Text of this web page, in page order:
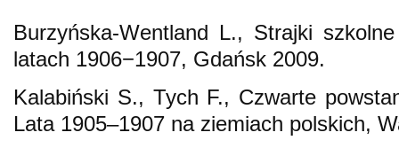
Burzyńska-Wentland L., Strajki
latach 1906−1907, Gdańsk 2009.
Kalabiński S., Tych F., Czwarte
Lata 1905–1907 na ziemiach polskich,